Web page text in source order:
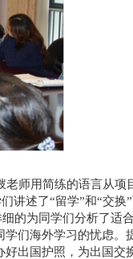
师用简练的语言从项
讲述了“留学”和“交换
的为同学们分析了适
们海外学习的忧虑。
出国护照，为出国交